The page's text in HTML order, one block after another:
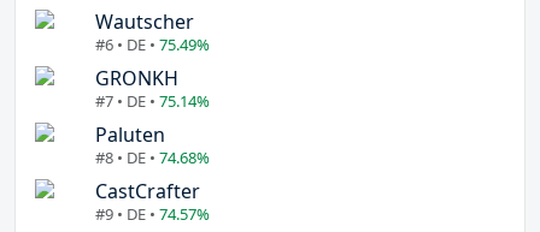
Wautscher
#6 • DE • 75.49%
GRONKH
#7 • DE • 75.14%
Paluten
#8 • DE • 74.68%
CastCrafter
#9 • DE • 74.57%